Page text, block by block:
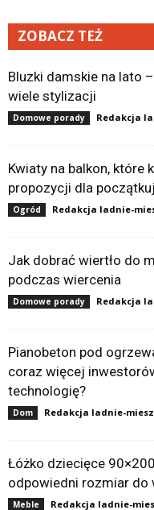
ZOBACZ TEŻ
Bluzki damskie na lato
wiele stylizacji
Domowe porady Redakcja
Kwiaty na balkon, które
propozycji dla
Ogród Redakcja ladnie-
Jak dobrać wiertło do
podczas wiercenia
Domowe porady Redakcja
Pianobeton pod
coraz więcej
technologię?
Dom Redakcja ladnie-
Łóżko dziecięce
odpowiedni rozmiar do
Meble Redakcja ladnie-